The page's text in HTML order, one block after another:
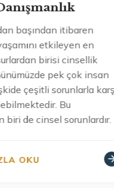
Çocuk ve
Çocuk ve
kendi iç
çatışmaların
yönünde
ve Ergen
tanımlanır.
DAHA FAZLA